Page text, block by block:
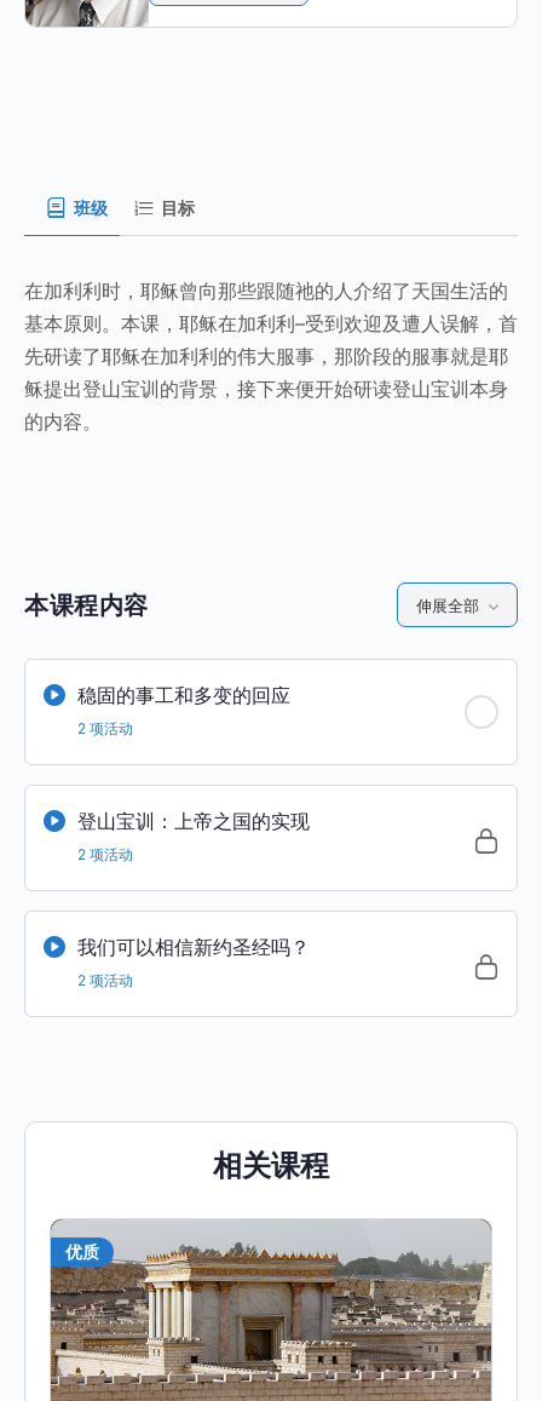
班级 目标
在加利利时，耶稣曾向那些跟随祂的人介绍了天国生活的
基本原则。本课，耶稣在加利利–受到欢迎及遭人误解，首
先研读了耶稣在加利利的伟大服事，那阶段的服事就是耶
稣提出登山宝训的背景，接下来便开始研读登山宝训本身
的内容。
本课程内容 伸展全部
稳固的事工和多变的回应
2 项活动
登山宝训：上帝之国的实现
2 项活动
我们可以相信新约圣经吗？
2 项活动
相关课程
优质